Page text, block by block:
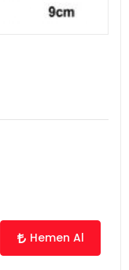
Hemen Al